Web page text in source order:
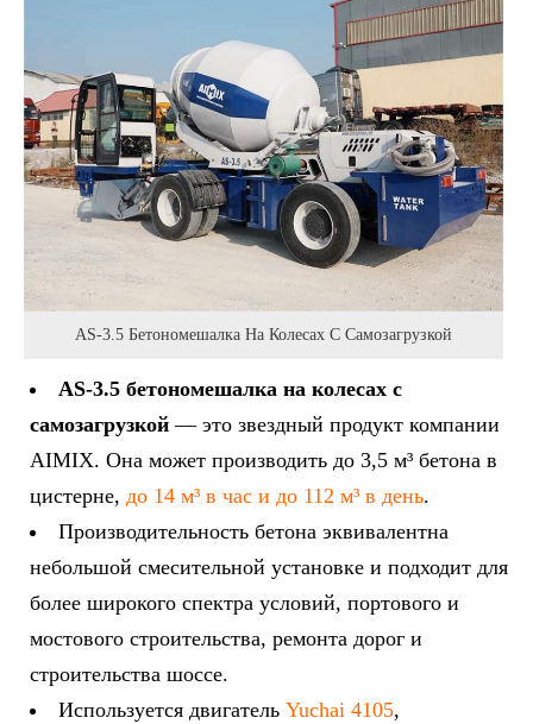
AS-3.5 Бетономешалка На Колесах С Самозагрузкой
AS-3.5 бетономешалка на колесах с
самозагрузкой — это звездный продукт компании
AIMIX. Она может производить до 3,5 м³ бетона в
цистерне, до 14 м³ в час и до 112 м³ в день.
Производительность бетона эквивалентна
небольшой смесительной установке и подходит для
более широкого спектра условий, портового и
мостового строительства, ремонта дорог и
строительства шоссе.
Используется двигатель Yuchai 4105,